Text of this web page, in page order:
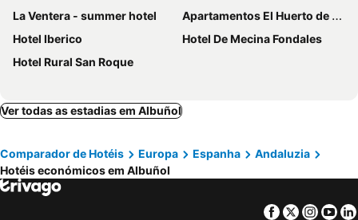
La Ventera - summer hotel
Apartamentos El Huerto de Lobras
Hotel Iberico
Hotel De Mecina Fondales
Hotel Rural San Roque
Ver todas as estadias em Albuñol
Comparador de Hotéis Europa Espanha
Andaluzia
Hotéis económicos em Albuñol
Facebook
Twitter